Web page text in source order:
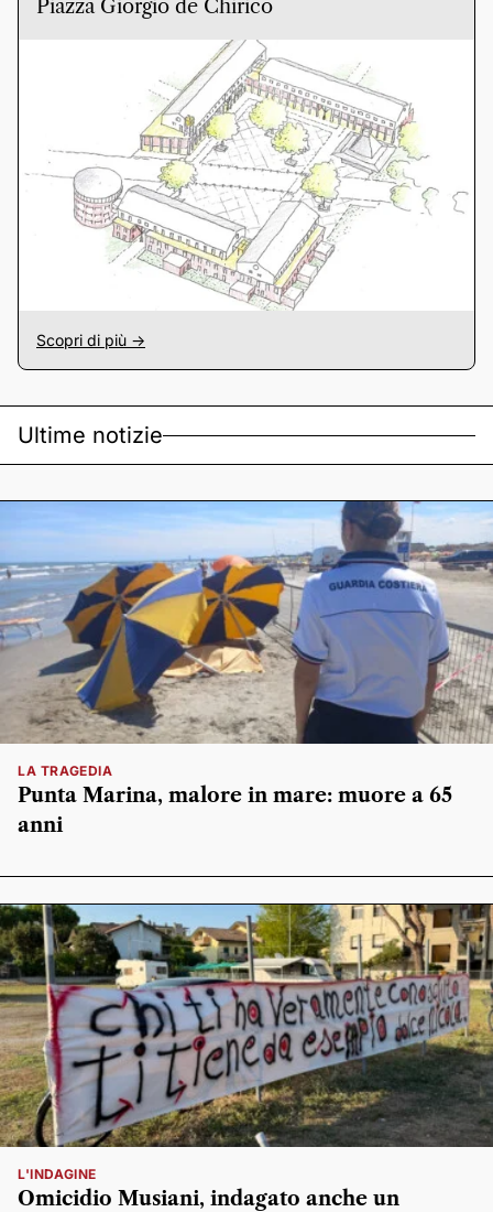
Piazza Giorgio de Chirico
Scopri di più ->
Ultime notizie
LA TRAGEDIA
Punta Marina, malore in mare: muore a 65
anni
L'INDAGINE
Omicidio Musiani, indagato anche un